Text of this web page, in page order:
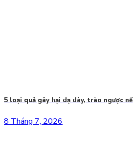
5 loại quả gây hại dạ dày, trào ngược
8 Tháng 7, 2026